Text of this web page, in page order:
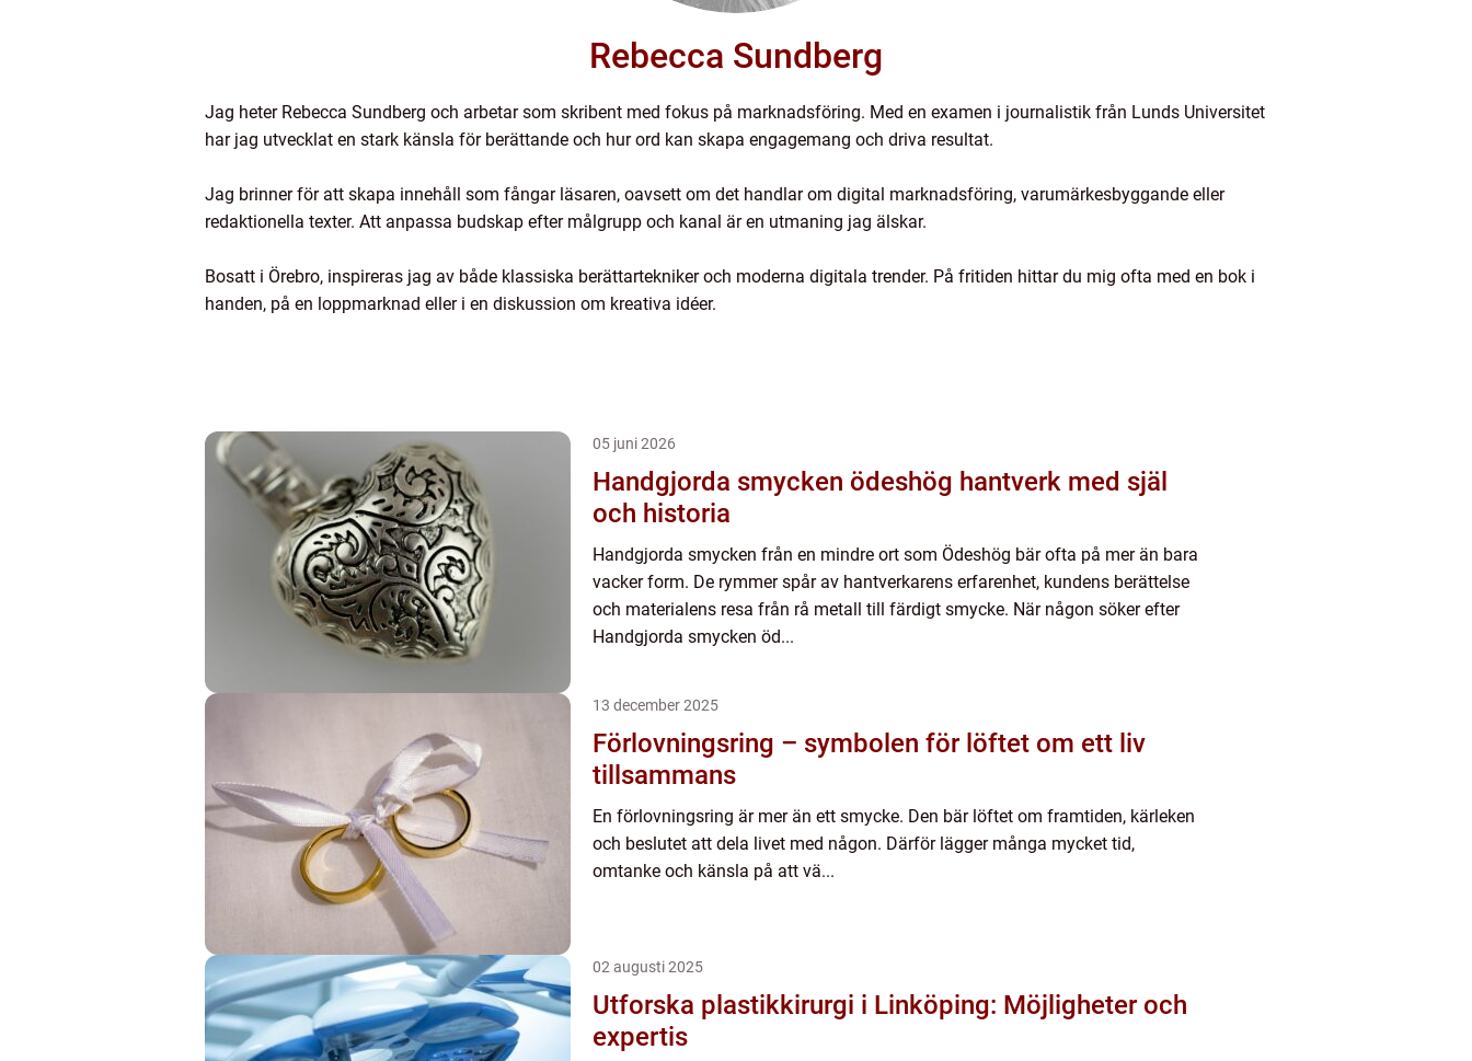
Rebecca Sundberg
Jag heter Rebecca Sundberg och arbetar som skribent med fokus på marknadsföring. Med en examen i journalistik från Lunds Universitet
har jag utvecklat en stark känsla för berättande och hur ord kan skapa engagemang och driva resultat.
Jag brinner för att skapa innehåll som fångar läsaren, oavsett om det handlar om digital marknadsföring, varumärkesbyggande eller
redaktionella texter. Att anpassa budskap efter målgrupp och kanal är en utmaning jag älskar.
Bosatt i Örebro, inspireras jag av både klassiska berättartekniker och moderna digitala trender. På fritiden hittar du mig ofta med en bok i
handen, på en loppmarknad eller i en diskussion om kreativa idéer.
05 juni 2026
Handgjorda smycken ödeshög hantverk med själ
och historia
Handgjorda smycken från en mindre ort som Ödeshög bär ofta på mer än bara
vacker form. De rymmer spår av hantverkarens erfarenhet, kundens berättelse
och materialens resa från rå metall till färdigt smycke. När någon söker efter
Handgjorda smycken öd...
13 december 2025
Förlovningsring – symbolen för löftet om ett liv
tillsammans
En förlovningsring är mer än ett smycke. Den bär löftet om framtiden, kärleken
och beslutet att dela livet med någon. Därför lägger många mycket tid,
omtanke och känsla på att vä...
02 augusti 2025
Utforska plastikkirurgi i Linköping: Möjligheter och
expertis